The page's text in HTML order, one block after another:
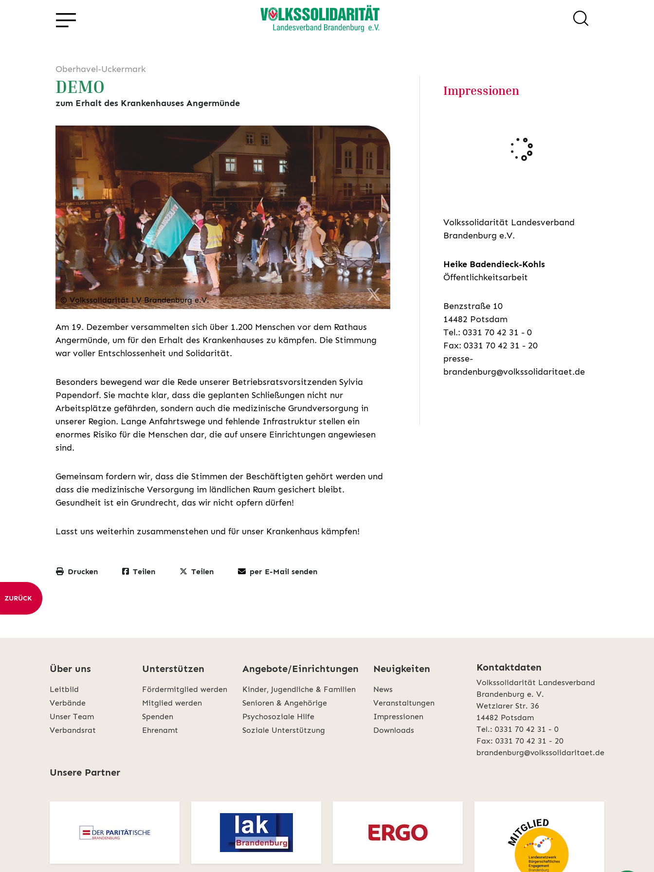
Oberhavel-Uckermark
DEMO
zum Erhalt des Krankenhauses Angermünde
© Volkssolidarität LV Brandenburg e.V.
Am 19. Dezember versammelten sich über 1.200 Menschen vor dem Rathaus
Angermünde, um für den Erhalt des Krankenhauses zu kämpfen. Die Stimmung
war voller Entschlossenheit und Solidarität.
Besonders bewegend war die Rede unserer Betriebsratsvorsitzenden Sylvia
Papendorf. Sie machte klar, dass die geplanten Schließungen nicht nur
Arbeitsplätze gefährden, sondern auch die medizinische Grundversorgung in
unserer Region. Lange Anfahrtswege und fehlende Infrastruktur stellen ein
enormes Risiko für die Menschen dar, die auf unsere Einrichtungen angewiesen
sind.
Gemeinsam fordern wir, dass die Stimmen der Beschäftigten gehört werden und
dass die medizinische Versorgung im ländlichen Raum gesichert bleibt.
Gesundheit ist ein Grundrecht, das wir nicht opfern dürfen!
Lasst uns weiterhin zusammenstehen und für unser Krankenhaus kämpfen!
Drucken Teilen Teilen per E-Mail senden
Impressionen
Volkssolidarität Landesverband
Brandenburg e.V.
Heike Badendieck-Kohls
Öffentlichkeitsarbeit
Benzstraße 10
14482 Potsdam
Tel.: 0331 70 42 31 - 0
Fax: 0331 70 42 31 - 20
presse-
brandenburg@volkssolidaritaet.de
ZURÜCK
Über uns
Leitbild
Verbände
Unser Team
Verbandsrat
Unterstützen
Fördermitglied werden
Mitglied werden
Spenden
Ehrenamt
Angebote/Einrichtungen
Kinder, Jugendliche & Familien
Senioren & Angehörige
Psychosoziale Hilfe
Soziale Unterstützung
Neuigkeiten
News
Veranstaltungen
Impressionen
Downloads
Kontaktdaten
Volkssolidarität Landesverband
Brandenburg e. V.
Wetzlarer Str. 36
14482 Potsdam
Tel.: 0331 70 42 31 - 0
Fax: 0331 70 42 31 - 20
brandenburg@volkssolidaritaet.de
Unsere Partner